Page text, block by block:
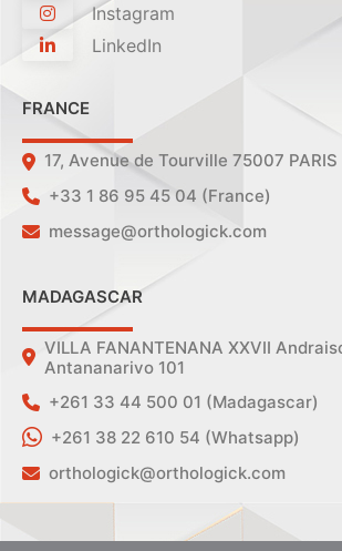
Instagram
LinkedIn
FRANCE
17, Avenue de Tourville 75007 PARIS
+33 1 86 95 45 04 (France)
message@orthologick.com
MADAGASCAR
VILLA FANANTENANA XXVII
Antananarivo 101
+261 33 44 500 01 (Madagascar)
+261 38 22 610 54 (Whatsapp)
orthologick@orthologick.com